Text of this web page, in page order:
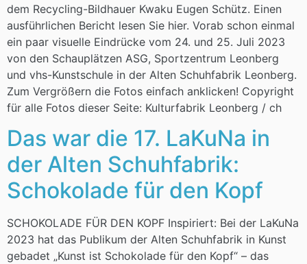
dem Recycling-Bildhauer Kwaku Eugen Schütz. Einen
ausführlichen Bericht lesen Sie hier. Vorab schon einmal
ein paar visuelle Eindrücke vom 24. und 25. Juli 2023
von den Schauplätzen ASG, Sportzentrum Leonberg
und vhs-Kunstschule in der Alten Schuhfabrik Leonberg.
Zum Vergrößern die Fotos einfach anklicken! Copyright
für alle Fotos dieser Seite: Kulturfabrik Leonberg / ch
Das war die 17. LaKuNa in
der Alten Schuhfabrik:
Schokolade für den Kopf
SCHOKOLADE FÜR DEN KOPF Inspiriert: Bei der LaKuNa
2023 hat das Publikum der Alten Schuhfabrik in Kunst
gebadet „Kunst ist Schokolade für den Kopf“ – das